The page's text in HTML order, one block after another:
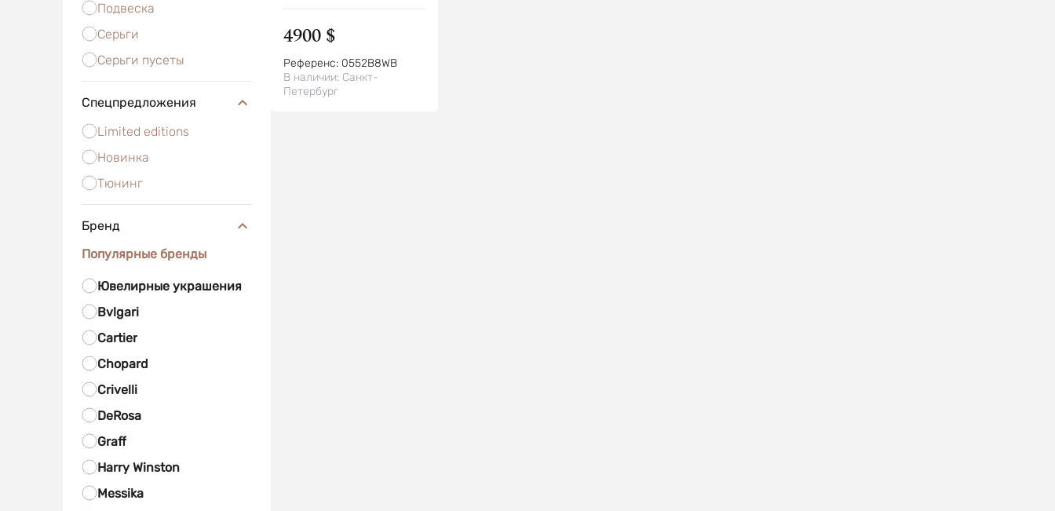
Подвеска
Серьги
Серьги пусеты
Спецпредложения
Limited editions
Новинка
Тюнинг
Бренд
Популярные бренды
Ювелирные украшения
Bvlgari
Cartier
Chopard
Crivelli
DeRosa
Graff
Harry Winston
Messika
4900 $
Референс: 0552B8WB
В наличии: Санкт-
Петербург